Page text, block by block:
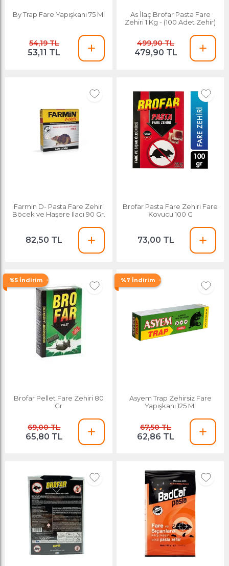
By Trap Fare Yapışkanı 75 Ml
54,19 TL
53,11 TL
As İlaç Brofar Pasta Fare
Zehiri 1 Kg - (100 Adet Zehir)
499,90 TL
479,90 TL
Farmin D- Pasta Fare Zehiri
Böcek ve Haşere Ilacı 90 Gr.
82,50 TL
Brofar Pasta Fare Zehiri Fare
Kovucu 100 G
73,00 TL
%5 İndirim
Brofar Pellet Fare Zehiri 80
Gr
69,00 TL
65,80 TL
%7 İndirim
Asyem Trap Zehirsiz Fare
Yapışkanı 125 Ml
67,50 TL
62,86 TL